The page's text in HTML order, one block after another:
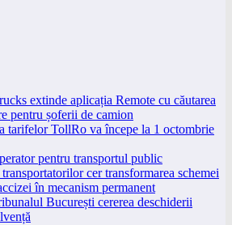
extinde aplicația Remote cu căutarea
pentru șoferii de camion
tarifelor TollRo va începe la 1 octombrie
pentru transportul public
cer transformarea schemei
în mecanism permanent
București cererea deschiderii